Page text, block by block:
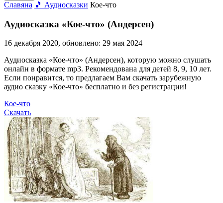
Славяна 🎵 Аудиосказки Кое-что
Аудиосказка «Кое-что» (Андерсен)
16 декабря 2020, обновлено: 29 мая 2024
Аудиосказка «Кое-что» (Андерсен), которую можно слушать
онлайн в формате mp3. Рекомендована для детей 8, 9, 10 лет.
Если понравится, то предлагаем Вам скачать зарубежную
аудио сказку «Кое-что» бесплатно и без регистрации!
Кое-что
Скачать